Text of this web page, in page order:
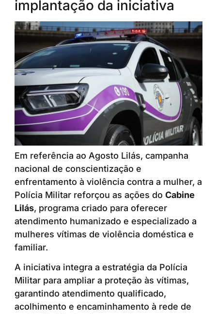
implantação da iniciativa
Em referência ao Agosto Lilás, campanha
nacional de conscientização e
enfrentamento à violência contra a mulher, a
Polícia Militar reforçou as ações do Cabine
Lilás, programa criado para oferecer
atendimento humanizado e especializado a
mulheres vítimas de violência doméstica e
familiar.
A iniciativa integra a estratégia da Polícia
Militar para ampliar a proteção às vítimas,
garantindo atendimento qualificado,
acolhimento e encaminhamento à rede de